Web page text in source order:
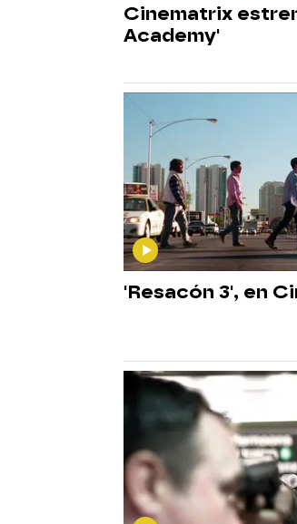
Cinematrix
Academy'
'Resacón 3', en